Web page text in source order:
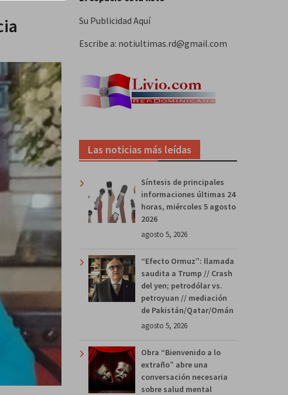
Su Publicidad Aquí
Escribe a: notiultimas.rd@gmail.com
Las noticias más leídas
Síntesis de principales
informaciones últimas 24
horas, miércoles 5 agosto
2026
agosto 5, 2026
“Efecto Ormuz”: llamada
saudita a Trump // Crash
del yen; petrodólar vs.
petroyuan // mediación
de Pakistán/Qatar/Omán
agosto 5, 2026
Obra “Bienvenido a lo
extraño” abre una
conversación necesaria
sobre salud mental